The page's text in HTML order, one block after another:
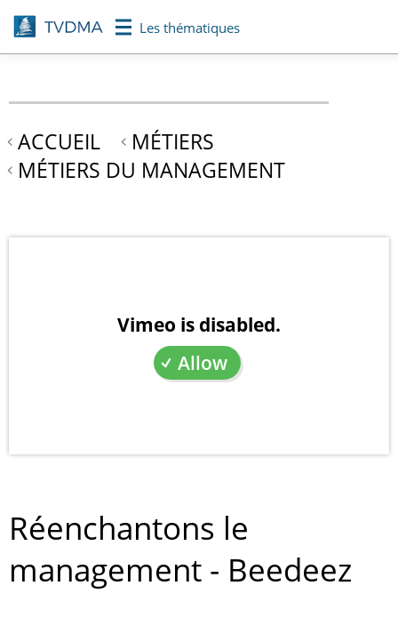
Aller
au
contenu
Les thématiques
ACCUEIL
MÉTIERS
MÉTIERS DU MANAGEMENT
Vimeo is disabled.
Allow
Réenchantons le
management - Beedeez